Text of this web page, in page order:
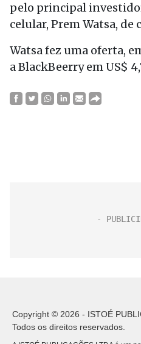
pelo principal
celular, Prem Watsa, de
Watsa fez uma oferta,
a BlackBeerry em US$
Copyright © 2026 - ISTOÉ
Todos os direitos reservados.